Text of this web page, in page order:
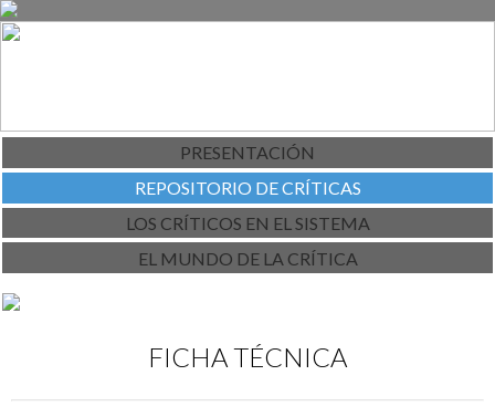
PRESENTACIÓN
REPOSITORIO DE CRÍTICAS
LOS CRÍTICOS EN EL SISTEMA
EL MUNDO DE LA CRÍTICA
FICHA TÉCNICA